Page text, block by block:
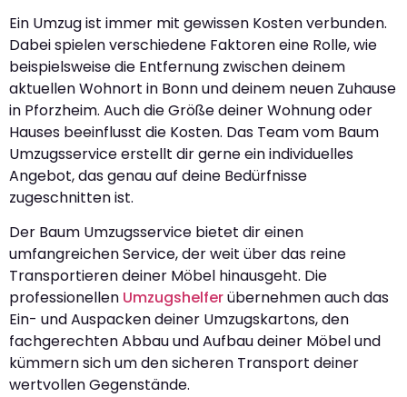
Ein Umzug ist immer mit gewissen Kosten verbunden.
Dabei spielen verschiedene Faktoren eine Rolle, wie
beispielsweise die Entfernung zwischen deinem
aktuellen Wohnort in Bonn und deinem neuen Zuhause
in Pforzheim. Auch die Größe deiner Wohnung oder
Hauses beeinflusst die Kosten. Das Team vom Baum
Umzugsservice erstellt dir gerne ein individuelles
Angebot, das genau auf deine Bedürfnisse
zugeschnitten ist.
Der Baum Umzugsservice bietet dir einen
umfangreichen Service, der weit über das reine
Transportieren deiner Möbel hinausgeht. Die
professionellen Umzugshelferübernehmen auch das
Ein- und Auspacken deiner Umzugskartons, den
fachgerechten Abbau und Aufbau deiner Möbel und
kümmern sich um den sicheren Transport deiner
wertvollen Gegenstände.